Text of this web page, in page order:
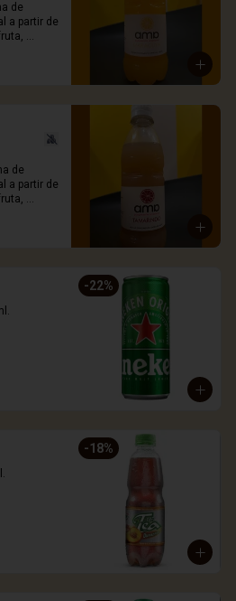
de
a partir de
de
a partir de
-22%
-18%